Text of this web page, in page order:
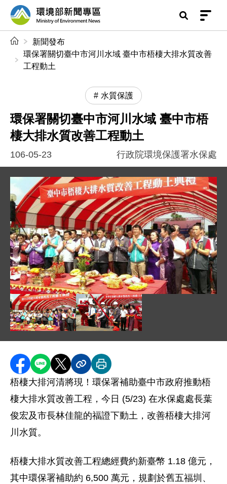
前往中央內容區塊
環境部新聞專區
新聞發布
環保署關切臺中市河川水域 臺中市梧棲大排水質改善
工程動土
水質保護
環保署關切臺中市河川水域 臺中市梧
棲大排水質改善工程動土
106-05-23 行政院環境保護署水保處
圖片說明：1060523 新聞附件 - 梧棲大排開工祈福儀
分享至 Facebook
分享到 LINE
分享到 X分享內容連結
列印本頁
梧棲大排河清將現！環保署補助臺中市政府推動梧
棲大排水質改善工程，今日 (5/23) 在水保處處長葉
俊宏及市長林佳龍的福證下動土，改善梧棲大排河
川水質。
梧棲大排水質改善工程總經費約新臺幣 1.18 億元，
其中環保署補助約 6,500 萬元，規劃於舊五福圳、